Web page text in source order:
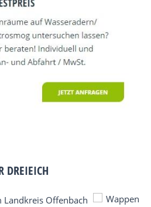
DREIEICH
Landkreis Offenbach